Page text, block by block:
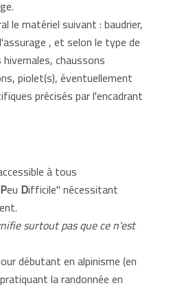
le matériel suivant : baudrier,
, et selon le type de
chaussons
piolet(s), éventuellement
précisés par l'encadrant
à tous
Peu Difficile" nécessitant
surtout pas que ce n'est
débutant en alpinisme (en
la randonnée en